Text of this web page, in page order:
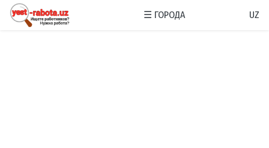
☰ ГОРОДА UZ